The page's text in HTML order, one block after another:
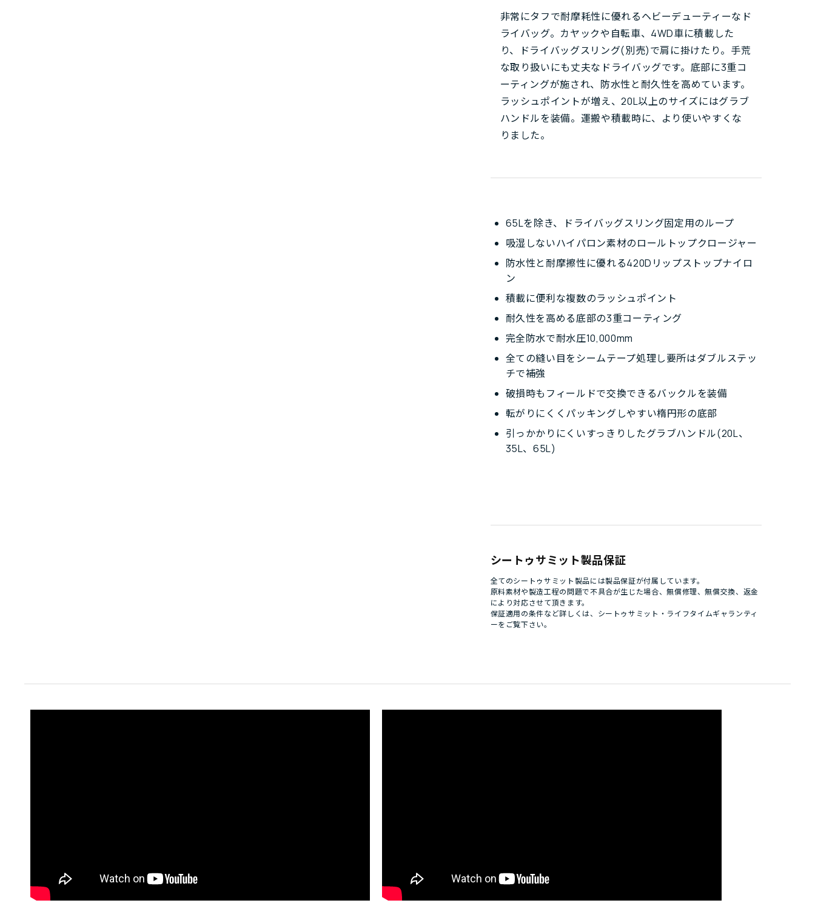
非常にタフで耐摩耗性に優れるヘビーデューティーなド
ライバッグ。カヤックや自転車、4WD車に積載した
り、ドライバッグスリング(別売)で肩に掛けたり。手荒
な取り扱いにも丈夫なドライバッグです。底部に3重コ
ーティングが施され、防水性と耐久性を高めています。
ラッシュポイントが増え、20L以上のサイズにはグラブ
ハンドルを装備。運搬や積載時に、より使いやすくな
りました。
シートゥサミット製品保証
全てのシートゥサミット製品には製品保証が付属しています。
原料素材や製造工程の問題で不具合が生じた場合、無償修理、無償交換、返金
により対応させて頂きます。
保証適用の条件など詳しくは、 シートゥサミット・ライフタイムギャランティ
ーをご覧下さい。
65Lを除き、ドライバッグスリング固定用のループ
吸湿しないハイパロン素材のロールトップクロージャー
防水性と耐摩擦性に優れる420Dリップストップナイロ
ン
積載に便利な複数のラッシュポイント
耐久性を高める底部の3重コーティング
完全防水で耐水圧10,000mm
全ての縫い目をシームテープ処理し要所はダブルステッ
チで補強
破損時もフィールドで交換できるバックルを装備
転がりにくくパッキングしやすい楕円形の底部
引っかかりにくいすっきりしたグラブハンドル(20L、
35L、65L)